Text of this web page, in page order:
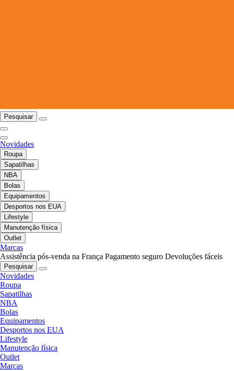
Pesquisar
Novidades
Roupa
Sapatilhas
NBA
Bolas
Equipamentos
Desportos nos EUA
Lifestyle
Manutenção física
Outlet
Marcas
Assistência pós-venda na França Pagamento seguro Devoluções fáceis
Pesquisar
Novidades
Roupa
Sapatilhas
NBA
Bolas
Equipamentos
Desportos nos EUA
Lifestyle
Manutenção física
Outlet
Marcas